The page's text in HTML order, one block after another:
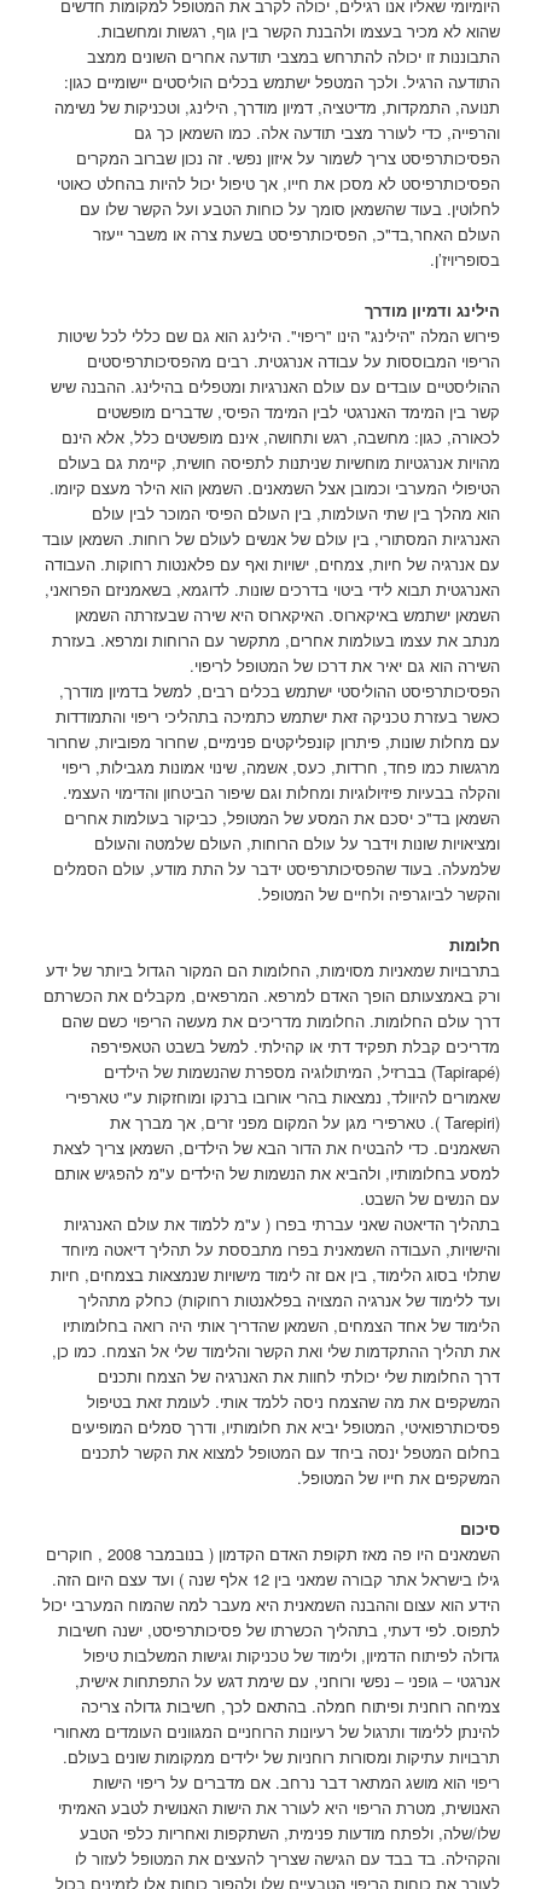
היומיומי שאליו אנו רגילים, יכולה לקרב את המטופל למקומות חדשים
שהוא לא מכיר בעצמו ולהבנת הקשר בין גוף, רגשות ומחשבות.
התבוננות זו יכולה להתרחש במצבי תודעה אחרים השונים ממצב
התודעה הרגיל. ולכך המטפל ישתמש בכלים הוליסטים יישומיים כגון:
תנועה, התמקדות, מדיטציה, דמיון מודרך, הילינג, וטכניקות של נשימה
והרפייה, כדי לעורר מצבי תודעה אלה. כמו השמאן כך גם
הפסיכותרפיסט צריך לשמור על איזון נפשי. זה נכון שברוב המקרים
הפסיכותרפיסט לא מסכן את חייו, אך טיפול יכול להיות בהחלט כאוטי
לחלוטין. בעוד שהשמאן סומך על כוחות הטבע ועל הקשר שלו עם
העולם האחר,בד"כ, הפסיכותרפיסט בשעת צרה או משבר ייעזר
בסופריויז’ן.
הילינג ודמיון מודרך
פירוש המלה "הילינג" הינו "ריפוי". הילינג הוא גם שם כללי לכל שיטות
הריפוי המבוססות על עבודה אנרגטית. רבים מהפסיכותרפיסטים
ההוליסטיים עובדים עם עולם האנרגיות ומטפלים בהילינג. ההבנה שיש
קשר בין המימד האנרגטי לבין המימד הפיסי, שדברים מופשטים
לכאורה, כגון: מחשבה, רגש ותחושה, אינם מופשטים כלל, אלא הינם
מהויות אנרגטיות מוחשיות שניתנות לתפיסה חושית, קיימת גם בעולם
הטיפולי המערבי וכמובן אצל השמאנים. השמאן הוא הילר מעצם קיומו.
הוא מהלך בין שתי העולמות, בין העולם הפיסי המוכר לבין עולם
האנרגיות המסתורי, בין עולם של אנשים לעולם של רוחות. השמאן עובד
עם אנרגיה של חיות, צמחים, ישויות ואף עם פלאנטות רחוקות. העבודה
האנרגטית תבוא לידי ביטוי בדרכים שונות. לדוגמא, בשאמניזם הפרואני,
השמאן ישתמש באיקארוס. האיקארוס היא שירה שבעזרתה השמאן
מנתב את עצמו בעולמות אחרים, מתקשר עם הרוחות ומרפא. בעזרת
השירה הוא גם יאיר את דרכו של המטופל לריפוי.
הפסיכותרפיסט ההוליסטי ישתמש בכלים רבים, למשל בדמיון מודרך,
כאשר בעזרת טכניקה זאת ישתמש כתמיכה בתהליכי ריפוי והתמודדות
עם מחלות שונות, פיתרון קונפליקטים פנימיים, שחרור מפוביות, שחרור
מרגשות כמו פחד, חרדות, כעס, אשמה, שינוי אמונות מגבילות, ריפוי
והקלה בבעיות פיזיולוגיות ומחלות וגם שיפור הביטחון והדימוי העצמי.
השמאן בד"כ יסכם את המסע של המטופל, כביקור בעולמות אחרים
ומציאויות שונות וידבר על עולם הרוחות, העולם שלמטה והעולם
שלמעלה. בעוד שהפסיכותרפיסט ידבר על התת מודע, עולם הסמלים
והקשר לביוגרפיה ולחיים של המטופל.
חלומות
בתרבויות שמאניות מסוימות, החלומות הם המקור הגדול ביותר של ידע
ורק באמצעותם הופך האדם למרפא. המרפאים, מקבלים את הכשרתם
דרך עולם החלומות. החלומות מדריכים את מעשה הריפוי כשם שהם
מדריכים קבלת תפקיד דתי או קהילתי. למשל בשבט הטאפירפה
(Tapirapé) בברזיל, המיתולוגיה מספרת שהנשמות של הילדים
שאמורים להיוולד, נמצאות בהרי אורובו ברנקו ומוחזקות ע"י טארפירי
(Tarepiri ). טארפירי מגן על המקום מפני זרים, אך מברך את
השאמנים. כדי להבטיח את הדור הבא של הילדים, השמאן צריך לצאת
למסע בחלומותיו, ולהביא את הנשמות של הילדים ע"מ להפגיש אותם
עם הנשים של השבט.
בתהליך הדיאטה שאני עברתי בפרו ( ע"מ ללמוד את עולם האנרגיות
והישויות, העבודה השמאנית בפרו מתבססת על תהליך דיאטה מיוחד
שתלוי בסוג הלימוד, בין אם זה לימוד מישויות שנמצאות בצמחים, חיות
ועד ללימוד של אנרגיה המצויה בפלאנטות רחוקות) כחלק מתהליך
הלימוד של אחד הצמחים, השמאן שהדריך אותי היה רואה בחלומותיו
את תהליך ההתקדמות שלי ואת הקשר והלימוד שלי אל הצמח. כמו כן,
דרך החלומות שלי יכולתי לחוות את האנרגיה של הצמח ותכנים
המשקפים את מה שהצמח ניסה ללמד אותי. לעומת זאת בטיפול
פסיכותרפואיטי, המטופל יביא את חלומותיו, ודרך סמלים המופיעים
בחלום המטפל ינסה ביחד עם המטופל למצוא את הקשר לתכנים
המשקפים את חייו של המטופל.
סיכום
השמאנים היו פה מאז תקופת האדם הקדמון ( בנובמבר 2008 , חוקרים
גילו בישראל אתר קבורה שמאני בין 12 אלף שנה ) ועד עצם היום הזה.
הידע הוא עצום וההבנה השמאנית היא מעבר למה שהמוח המערבי יכול
לתפוס. לפי דעתי, בתהליך הכשרתו של פסיכותרפיסט, ישנה חשיבות
גדולה לפיתוח הדמיון, ולימוד של טכניקות וגישות המשלבות טיפול
אנרגטי – גופני – נפשי ורוחני, עם שימת דגש על התפתחות אישית,
צמיחה רוחנית ופיתוח חמלה. בהתאם לכך, חשיבות גדולה צריכה
להינתן ללימוד ותרגול של רעיונות הרוחניים המגוונים העומדים מאחורי
תרבויות עתיקות ומסורות רוחניות של ילידים ממקומות שונים בעולם.
ריפוי הוא מושג המתאר דבר נרחב. אם מדברים על ריפוי הישות
האנושית, מטרת הריפוי היא לעורר את הישות האנושית לטבע האמיתי
שלו/שלה, ולפתח מודעות פנימית, השתקפות ואחריות כלפי הטבע
והקהילה. בד בבד עם הגישה שצריך להעצים את המטופל לעזור לו
לעורר את כוחות הריפוי הטבעיים שלו ולהפוך כוחות אלו לזמינים בכול